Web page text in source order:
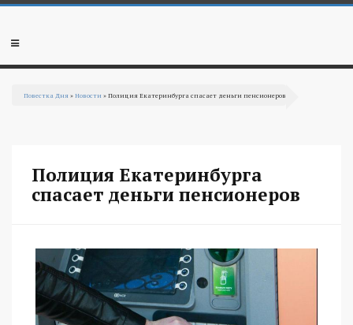
Перейти к основному содержанию
Мобильное
Повестка Дня »Новости » Полиция Екатеринбурга спасает деньги пенсионеров
Полиция Екатеринбурга
спасает деньги пенсионеров